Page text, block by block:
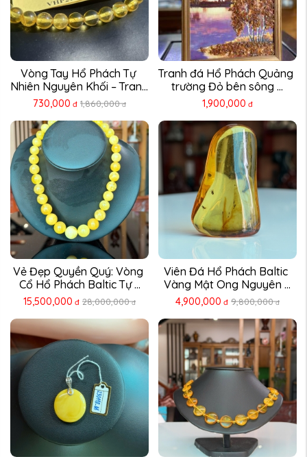
Vòng Tay Hổ Phách Tự
Nhiên Nguyên Khối – Trang
...
730,000 đ 1,860,000 đ
Tranh đá Hổ Phách Quảng
trường Đỏ bên sông ...
1,900,000 đ
Vẻ Đẹp Quyền Quý: Vòng
Cổ Hổ Phách Baltic Tự ...
15,500,000 đ 28,000,000 đ
Viên Đá Hổ Phách Baltic
Vàng Mật Ong Nguyên ...
4,900,000 đ 9,800,000 đ